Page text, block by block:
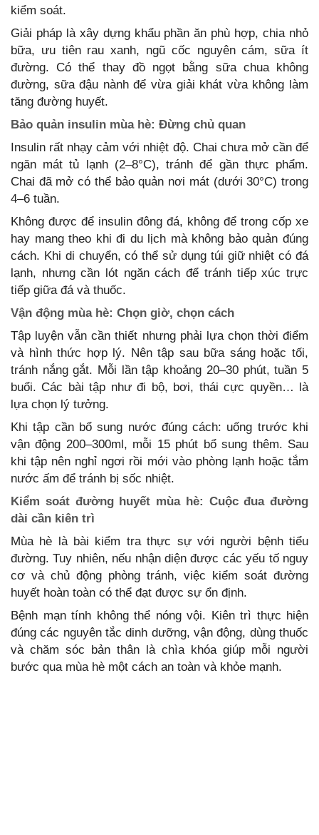
kiểm soát.
Giải pháp là xây dựng khẩu phần ăn phù hợp, chia nhỏ
bữa, ưu tiên rau xanh, ngũ cốc nguyên cám, sữa ít
đường. Có thể thay đồ ngọt bằng sữa chua không
đường, sữa đậu nành để vừa giải khát vừa không làm
tăng đường huyết.
Bảo quản insulin mùa hè: Đừng chủ quan
Insulin rất nhạy cảm với nhiệt độ. Chai chưa mở cần để
ngăn mát tủ lạnh (2–8°C), tránh để gần thực phẩm.
Chai đã mở có thể bảo quản nơi mát (dưới 30°C) trong
4–6 tuần.
Không được để insulin đông đá, không để trong cốp xe
hay mang theo khi đi du lịch mà không bảo quản đúng
cách. Khi di chuyển, có thể sử dụng túi giữ nhiệt có đá
lạnh, nhưng cần lót ngăn cách để tránh tiếp xúc trực
tiếp giữa đá và thuốc.
Vận động mùa hè: Chọn giờ, chọn cách
Tập luyện vẫn cần thiết nhưng phải lựa chọn thời điểm
và hình thức hợp lý. Nên tập sau bữa sáng hoặc tối,
tránh nắng gắt. Mỗi lần tập khoảng 20–30 phút, tuần 5
buổi. Các bài tập như đi bộ, bơi, thái cực quyền… là
lựa chọn lý tưởng.
Khi tập cần bổ sung nước đúng cách: uống trước khi
vận động 200–300ml, mỗi 15 phút bổ sung thêm. Sau
khi tập nên nghỉ ngơi rồi mới vào phòng lạnh hoặc tắm
nước ấm để tránh bị sốc nhiệt.
Kiểm soát đường huyết mùa hè: Cuộc đua đường
dài cần kiên trì
Mùa hè là bài kiểm tra thực sự với người bệnh tiểu
đường. Tuy nhiên, nếu nhận diện được các yếu tố nguy
cơ và chủ động phòng tránh, việc kiểm soát đường
huyết hoàn toàn có thể đạt được sự ổn định.
Bệnh mạn tính không thể nóng vội. Kiên trì thực hiện
đúng các nguyên tắc dinh dưỡng, vận động, dùng thuốc
và chăm sóc bản thân là chìa khóa giúp mỗi người
bước qua mùa hè một cách an toàn và khỏe mạnh.